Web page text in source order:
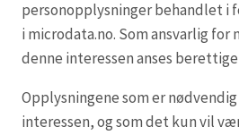
personopplysninger behandlet i
i microdata.no. Som ansvarlig for
denne interessen anses
Opplysningene som er
interessen, og som det kun vil